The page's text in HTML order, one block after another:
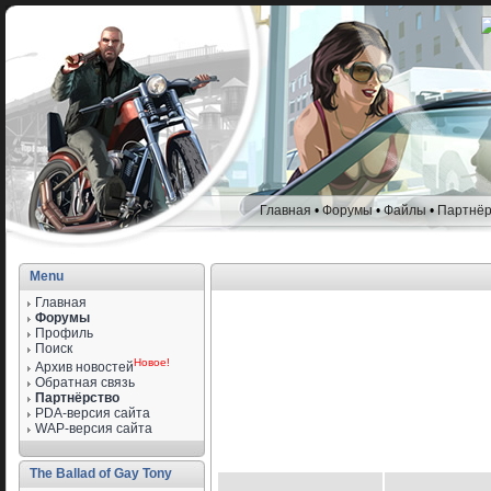
Главная • Форумы•Файлы•
Menu
Главная
Форумы
Профиль
Поиск
Архив новостейНовое!
Обратная связь
Партнёрство
PDA-версия сайта
WAP-версия сайта
The Ballad of Gay Tony